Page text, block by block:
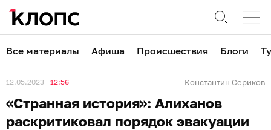
Все материалы Афиша Происшествия Блоги
12.05.2023 12:56 Константин Сериков
«Странная история»: Алиханов
раскритиковал порядок эвакуации